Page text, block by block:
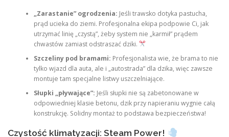
„Zarastanie” ogrodzenia: Jeśli trawsko dotyka pastucha,
prąd ucieka do ziemi. Profesjonalna ekipa podpowie Ci, jak
utrzymać linię „czystą”, żeby system nie „karmił” prądem
chwastów zamiast odstraszać dziki.
Szczeliny pod bramami: Profesjonalista wie, że brama to nie
tylko wjazd dla auta, ale i „autostrada” dla dzika, więc zawsze
montuje tam specjalne listwy uszczelniające.
Słupki „pływające”: Jeśli słupki nie są zabetonowane w
odpowiedniej klasie betonu, dzik przy napieraniu wygnie całą
konstrukcję. Solidny montaż to podstawa bezpieczeństwa!
Czystość klimatyzacji: Steam Power!